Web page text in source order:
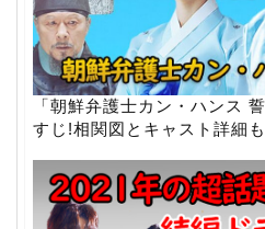
「朝鮮弁護士カン・ハンス
すじ!相関図とキャスト詳細